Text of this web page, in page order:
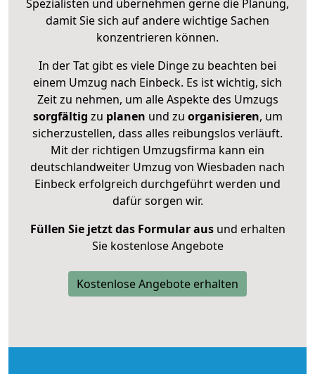
Spezialisten und übernehmen gerne die Planung,
damit Sie sich auf andere wichtige Sachen
konzentrieren können.
In der Tat gibt es viele Dinge zu beachten bei
einem Umzug nach Einbeck. Es ist wichtig, sich
Zeit zu nehmen, um alle Aspekte des Umzugs
sorgfältig zu planen und zu organisieren, um
sicherzustellen, dass alles reibungslos verläuft.
Mit der richtigen Umzugsfirma kann ein
deutschlandweiter Umzug von Wiesbaden nach
Einbeck erfolgreich durchgeführt werden und
dafür sorgen wir.
Füllen Sie jetzt das Formular ausund erhalten
Sie kostenlose Angebote
Kostenlose Angebote erhalten